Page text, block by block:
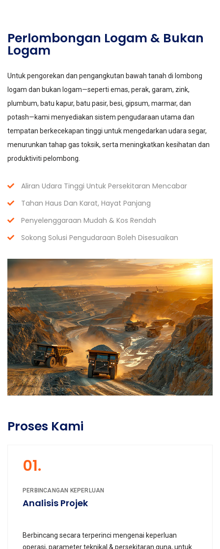
Perlombongan Logam & Bukan
Logam
Untuk pengorekan dan pengangkutan bawah tanah di lombong
logam dan bukan logam—seperti emas, perak, garam, zink,
plumbum, batu kapur, batu pasir, besi, gipsum, marmar, dan
potash—kami menyediakan sistem pengudaraan utama dan
tempatan berkecekapan tinggi untuk mengedarkan udara segar,
menurunkan tahap gas toksik, serta meningkatkan kesihatan dan
produktiviti pelombong.
Aliran Udara Tinggi Untuk Persekitaran Mencabar
Tahan Haus Dan Karat, Hayat Panjang
Penyelenggaraan Mudah & Kos Rendah
Sokong Solusi Pengudaraan Boleh Disesuaikan
Proses Kami
01.
PERBINCANGAN KEPERLUAN
Analisis Projek
Berbincang secara terperinci mengenai keperluan
operasi, parameter teknikal & persekitaran guna, untuk